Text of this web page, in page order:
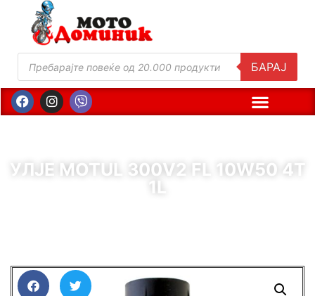
БАРАЈ
УЛЈЕ MOTUL 300V2 FL 10W50 4T
1L